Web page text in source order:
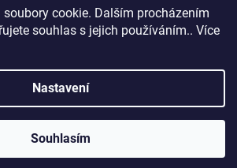
cookie. Dalším procházením
souhlas s jejich používáním.. Více
Nastavení
Souhlasím
CARP Brothers. Všechna práva